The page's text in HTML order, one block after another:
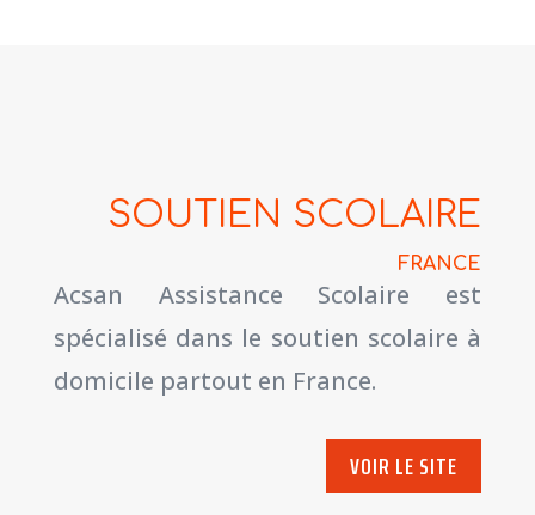
SOUTIEN SCOLAIRE
FRANCE
Acsan Assistance Scolaire est
spécialisé dans le soutien scolaire à
domicile partout en France.
VOIR LE SITE